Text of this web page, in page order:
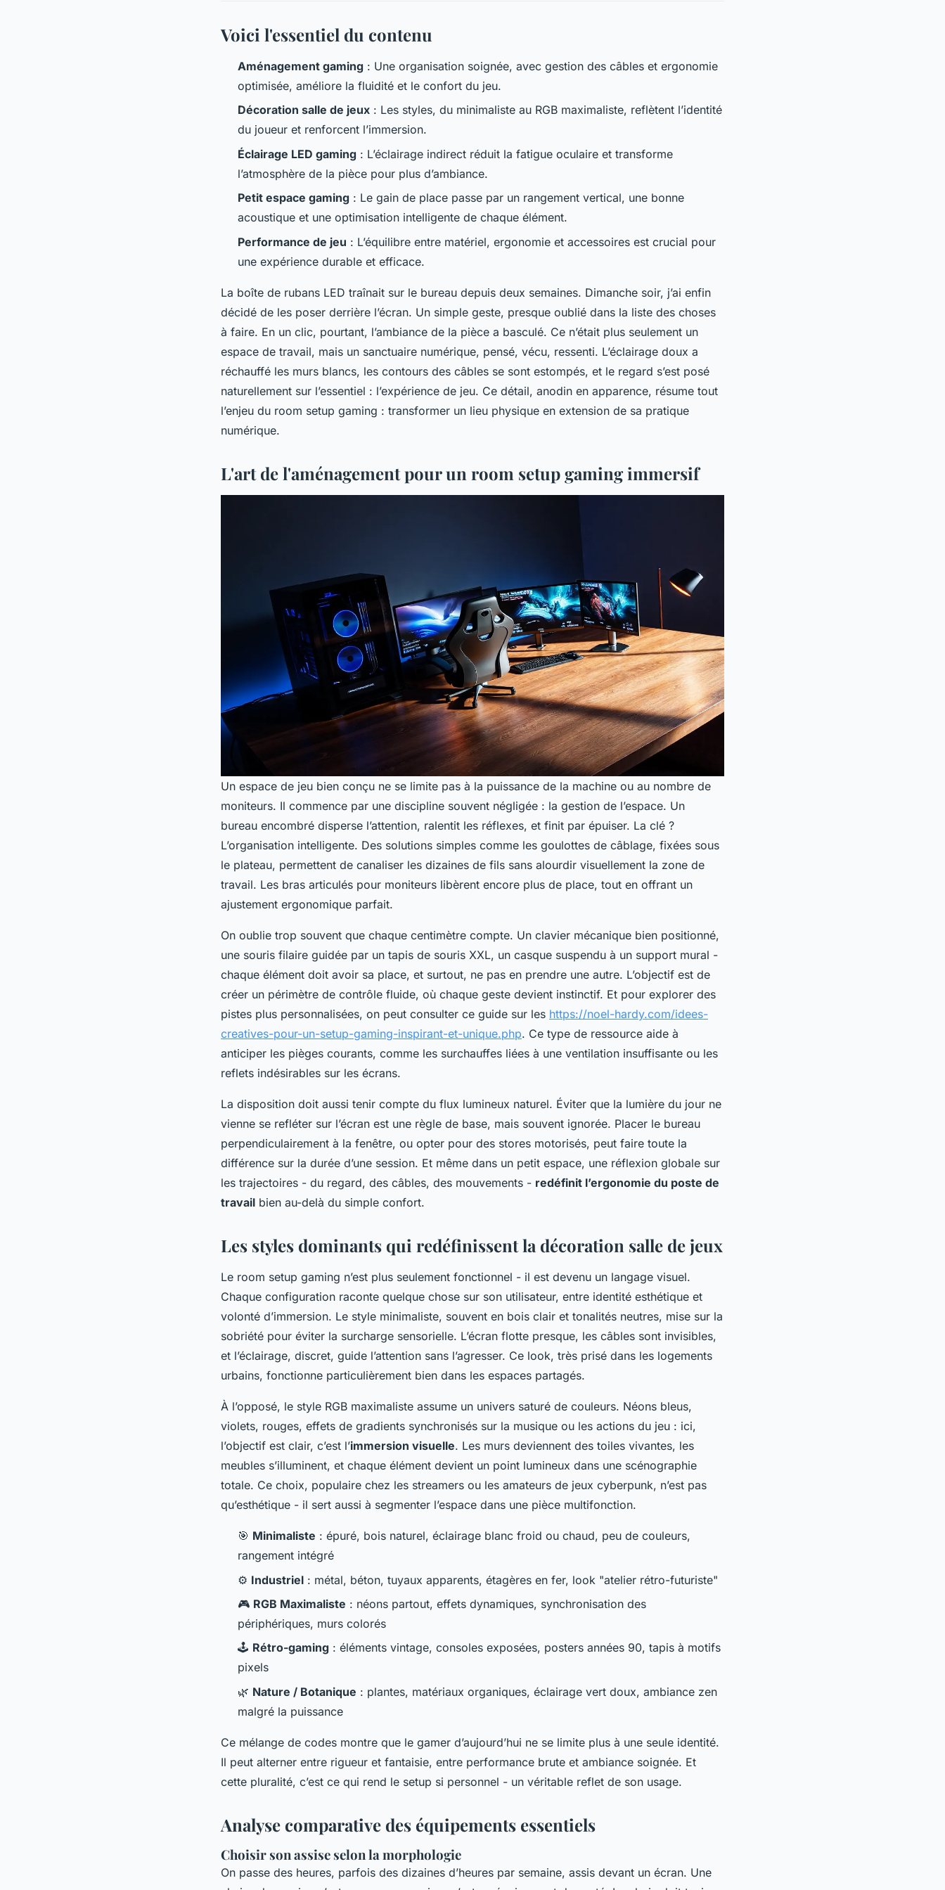
Voici l'essentiel du contenu
Aménagement gaming : Une organisation soignée, avec gestion des câbles et ergonomie
optimisée, améliore la fluidité et le confort du jeu.
Décoration salle de jeux : Les styles, du minimaliste au RGB maximaliste, reflètent l’identité
du joueur et renforcent l’immersion.
Éclairage LED gaming : L’éclairage indirect réduit la fatigue oculaire et transforme
l’atmosphère de la pièce pour plus d’ambiance.
Petit espace gaming : Le gain de place passe par un rangement vertical, une bonne
acoustique et une optimisation intelligente de chaque élément.
Performance de jeu : L’équilibre entre matériel, ergonomie et accessoires est crucial pour
une expérience durable et efficace.
La boîte de rubans LED traînait sur le bureau depuis deux semaines. Dimanche soir, j’ai enfin
décidé de les poser derrière l’écran. Un simple geste, presque oublié dans la liste des choses
à faire. En un clic, pourtant, l’ambiance de la pièce a basculé. Ce n’était plus seulement un
espace de travail, mais un sanctuaire numérique, pensé, vécu, ressenti. L’éclairage doux a
réchauffé les murs blancs, les contours des câbles se sont estompés, et le regard s’est posé
naturellement sur l’essentiel : l’expérience de jeu. Ce détail, anodin en apparence, résume tout
l’enjeu du room setup gaming : transformer un lieu physique en extension de sa pratique
numérique.
L'art de l'aménagement pour un room setup gaming immersif
Un espace de jeu bien conçu ne se limite pas à la puissance de la machine ou au nombre de
moniteurs. Il commence par une discipline souvent négligée : la gestion de l’espace. Un
bureau encombré disperse l’attention, ralentit les réflexes, et finit par épuiser. La clé ?
L’organisation intelligente. Des solutions simples comme les goulottes de câblage, fixées sous
le plateau, permettent de canaliser les dizaines de fils sans alourdir visuellement la zone de
travail. Les bras articulés pour moniteurs libèrent encore plus de place, tout en offrant un
ajustement ergonomique parfait.
On oublie trop souvent que chaque centimètre compte. Un clavier mécanique bien positionné,
une souris filaire guidée par un tapis de souris XXL, un casque suspendu à un support mural -
chaque élément doit avoir sa place, et surtout, ne pas en prendre une autre. L’objectif est de
créer un périmètre de contrôle fluide, où chaque geste devient instinctif. Et pour explorer des
pistes plus personnalisées, on peut consulter ce guide sur les https://noel-hardy.com/idees-
creatives-pour-un-setup-gaming-inspirant-et-unique.php. Ce type de ressource aide à
anticiper les pièges courants, comme les surchauffes liées à une ventilation insuffisante ou les
reflets indésirables sur les écrans.
La disposition doit aussi tenir compte du flux lumineux naturel. Éviter que la lumière du jour ne
vienne se refléter sur l’écran est une règle de base, mais souvent ignorée. Placer le bureau
perpendiculairement à la fenêtre, ou opter pour des stores motorisés, peut faire toute la
différence sur la durée d’une session. Et même dans un petit espace, une réflexion globale sur
les trajectoires - du regard, des câbles, des mouvements - redéfinit l’ergonomie du poste de
travail bien au-delà du simple confort.
Les styles dominants qui redéfinissent la décoration salle de jeux
Le room setup gaming n’est plus seulement fonctionnel - il est devenu un langage visuel.
Chaque configuration raconte quelque chose sur son utilisateur, entre identité esthétique et
volonté d’immersion. Le style minimaliste, souvent en bois clair et tonalités neutres, mise sur la
sobriété pour éviter la surcharge sensorielle. L’écran flotte presque, les câbles sont invisibles,
et l’éclairage, discret, guide l’attention sans l’agresser. Ce look, très prisé dans les logements
urbains, fonctionne particulièrement bien dans les espaces partagés.
À l’opposé, le style RGB maximaliste assume un univers saturé de couleurs. Néons bleus,
violets, rouges, effets de gradients synchronisés sur la musique ou les actions du jeu : ici,
l’objectif est clair, c’est l’immersion visuelle. Les murs deviennent des toiles vivantes, les
meubles s’illuminent, et chaque élément devient un point lumineux dans une scénographie
totale. Ce choix, populaire chez les streamers ou les amateurs de jeux cyberpunk, n’est pas
qu’esthétique - il sert aussi à segmenter l’espace dans une pièce multifonction.
🎯 Minimaliste : épuré, bois naturel, éclairage blanc froid ou chaud, peu de couleurs,
rangement intégré
⚙️ Industriel : métal, béton, tuyaux apparents, étagères en fer, look "atelier rétro-futuriste"
🎮 RGB Maximaliste : néons partout, effets dynamiques, synchronisation des
périphériques, murs colorés
🕹️ Rétro-gaming : éléments vintage, consoles exposées, posters années 90, tapis à motifs
pixels
🌿 Nature / Botanique : plantes, matériaux organiques, éclairage vert doux, ambiance zen
malgré la puissance
Ce mélange de codes montre que le gamer d’aujourd’hui ne se limite plus à une seule identité.
Il peut alterner entre rigueur et fantaisie, entre performance brute et ambiance soignée. Et
cette pluralité, c’est ce qui rend le setup si personnel - un véritable reflet de son usage.
Analyse comparative des équipements essentiels
Choisir son assise selon la morphologie
On passe des heures, parfois des dizaines d’heures par semaine, assis devant un écran. Une